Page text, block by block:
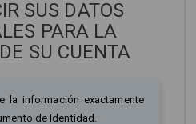
SUS DATOS
PARA LA
SU CUENTA
la información exactamente
de Identidad.